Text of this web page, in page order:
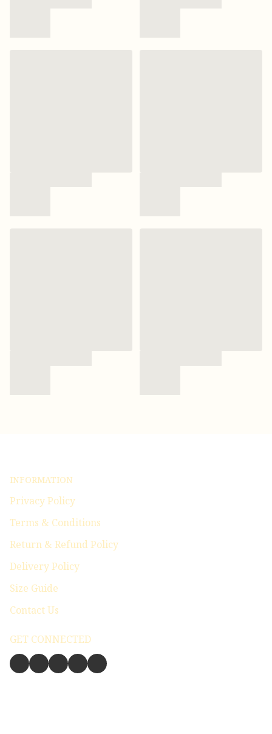
INFORMATION
Privacy Policy
Terms & Conditions
Return & Refund Policy
Delivery Policy
Size Guide
Contact Us
GET CONNECTED